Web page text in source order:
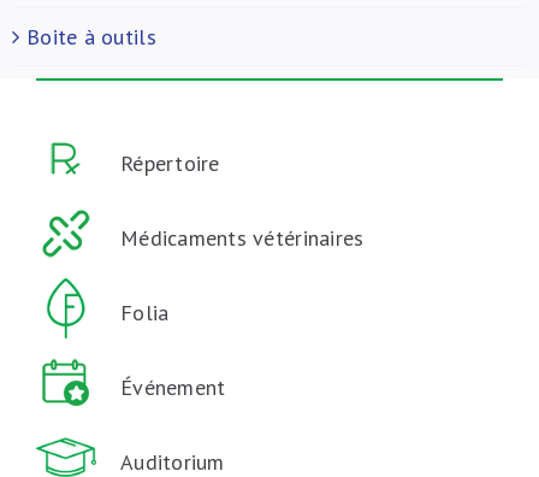
Boite à outils
Répertoire
Médicaments vétérinaires
Folia
Événement
Auditorium